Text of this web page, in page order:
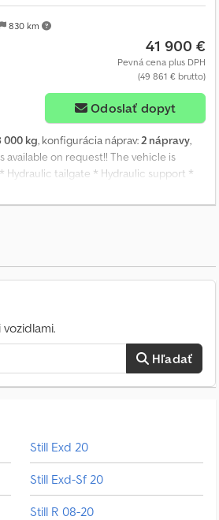
830 km
41 900 €
Pevná cena plus DPH
(49 861 € brutto)
Odoslať dopyt
000 kg, konfigurácia náprav:2 nápravy,
available on request!! The vehicle is
Hydraulic tailgate * Hydraulic support *
vary and do not have to match those
and errors expressly reserved! Sale
/ Important Information: Despite careful
from transmission errors within the
Hľadať
Still Exd 20
Still Exd-Sf 20
Still R 08-20